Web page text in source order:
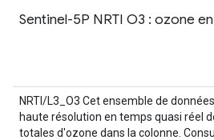
Sentinel-5P NRTI O3 : ozone
NRTI/L3_O3 Cet ensemble de
haute résolution en temps quasi réel
totales d'ozone dans la colonne.